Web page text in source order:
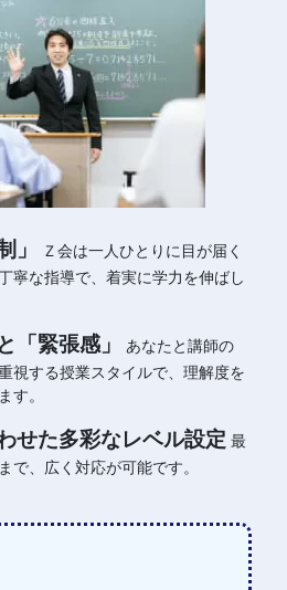
」
Ｚ会は一人ひとりに目が届く
寧な指導で、着実に学力を伸ばし
「緊張感」
あなたと講師の
視する授業スタイルで、理解度を
す。
せた多彩なレベル設定 最
で、広く対応が可能です。